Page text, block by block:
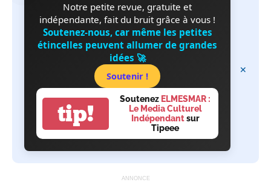
Notre petite revue, gratuite et
indépendante, fait du bruit grâce à vous !
Soutenez-nous, car même les petites
étincelles peuvent allumer de grandes
idées 🚀
Soutenir !
tip!
Soutenez ELMESMAR :
Le Media Culturel
Indépendantsur
Tipeee
ANNONCE